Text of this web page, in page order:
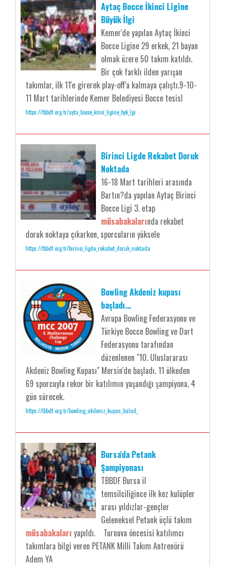
Aytaç Bocce İkinci Ligine
Büyük İlgi
Kemer'de yapılan Aytaç İkinci
Bocce Ligine 29 erkek, 21 bayan
olmak üzere 50 takım katıldı.
Bir çok farklı ilden yarışan
takımlar, ilk 11'e girerek play-off'a kalmaya çalıştı.9-10-
11 Mart tarihlerinde Kemer Belediyesi Bocce tesisl
https://tbbdf.org.tr/ayta_bocce_kinci_ligine_byk_lgi
Birinci Ligde Rekabet Doruk
Noktada
16-18 Mart tarihleri arasında
Bartın?da yapılan Aytaç Birinci
Bocce Ligi 3. etap
müsabakalarında rekabet
doruk noktaya çıkarken, sporcuların yüksele
https://tbbdf.org.tr/birinci_ligde_rekabet_doruk_noktada
Bowling Akdeniz kupası
başladı...
Avrupa Bowling Federasyonu ve
Türkiye Bocce Bowling ve Dart
Federasyonu tarafından
düzenlenen "10. Uluslararası
Akdeniz Bowling Kupası" Mersin'de başladı. 11 ülkeden
69 sporcuyla rekor bir katılımın yaşandığı şampiyona, 4
gün sürecek.
https://tbbdf.org.tr/bowling_akdeniz_kupas_balad_
Bursa'da Petank
Şampiyonası
TBBDF Bursa il
temsilciliğince ilk kez kulüpler
arası yıldızlar-gençler
Geleneksel Petank üçlü takım
müsabakaları yapıldı. Turnuva öncesisi katılımcı
takımlara bilgi veren PETANK Milli Takım Antrenörü
Adem YA